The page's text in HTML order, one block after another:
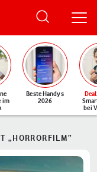
im
Beste Handys
2026
Deal
bei
„HORRORFILM“